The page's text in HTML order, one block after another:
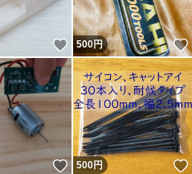
いいね！
500円
いいね！
500円